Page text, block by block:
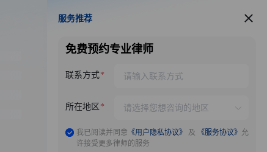
服务推荐
服务推荐
免费预约专业律师
联系方式
所在地区
我已阅读并同意 《用户隐私协议》 及 《服务协议》 允
许接受更多律师的服务